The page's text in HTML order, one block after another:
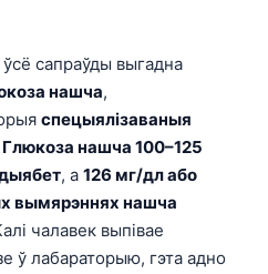
ўсё сапраўды выгадна
нашча,
спецыялізаваныя
Глюкоза нашча 100–125
, а 126 мг/дл або
вымярэннях нашча
чалавек выпівае
ў лабараторыю, гэта адно